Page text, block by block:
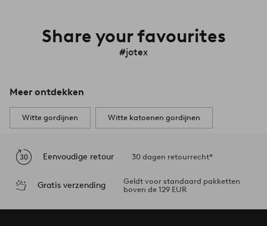
Share your favourites
#jotex
Meer ontdekken
Witte gordijnen Witte katoenen gordijnen
Eenvoudige retour 30 dagen retourrecht*
Gratis verzending
Geldt voor standaard pakketten
boven de 129 EUR